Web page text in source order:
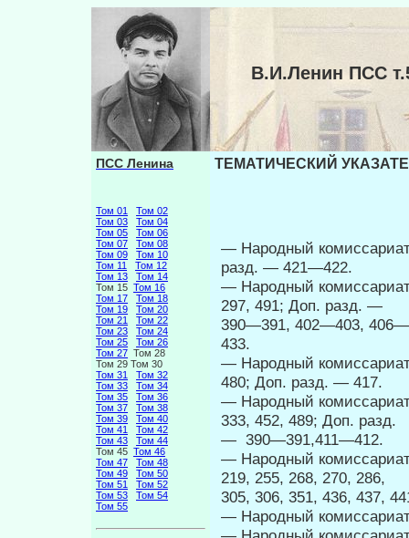
В.И.Ленин ПСС
ПСС Ленина
Том 01
Том 02
Том 03
Том 04
Том 05
Том 06
Том 07
Том 08
Том 09
Том 10
Том 11
Том 12
Том 13
Том 14
Том 15 Том 16
Том 17
Том 18
Том 19
Том 20
Том 21
Том 22
Том 23
Том 24
Том 25
Том 26
Том 27 Том 28
Том 29 Том 30
Том 31
Том 32
Том 33
Том 34
Том 35
Том 36
Том 37
Том 38
Том 39
Том 40
Том 41
Том 42
Том 43
Том 44
Том 45 Том 46
Том 47
Том 48
Том 49
Том 50
Том 51
Том 52
Том 53
Том 54
Том 55
ТЕМАТИЧЕСКИЙ
— Народный
разд. — 421—422.
— Народный
297, 491; Доп. разд. —
390—391, 402—403,
433.
— Народный
480; Доп. разд. — 417.
— Народный
333, 452, 489; Доп. разд.
— 390—391,411—412.
— Народный
219, 255, 268, 270, 286,
305, 306, 351, 436, 437,
— Народный